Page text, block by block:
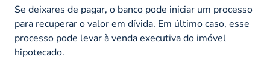
Se deixares de pagar, o banco pode iniciar um processo
para recuperar o valor em dívida. Em último caso, esse
processo pode levar à venda executiva do imóvel
hipotecado.